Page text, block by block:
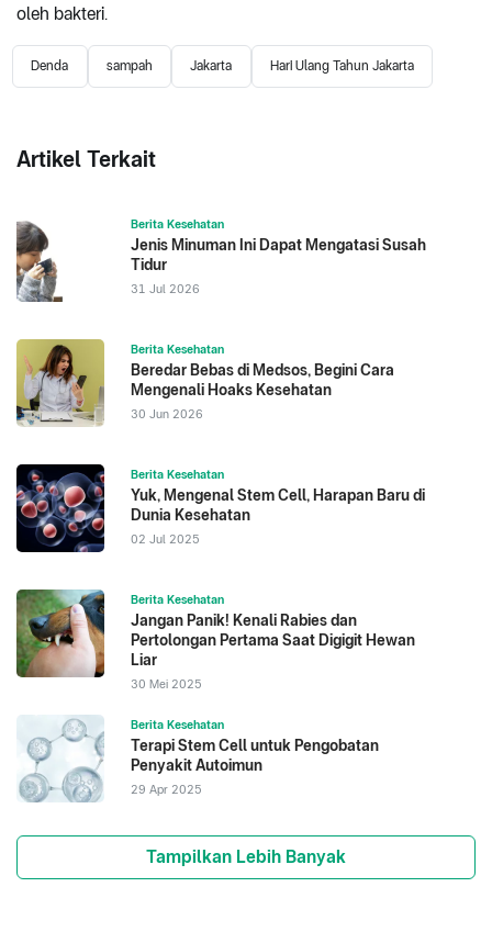
oleh bakteri.
Denda sampah Jakarta Hari Ulang Tahun Jakarta
Artikel Terkait
Berita Kesehatan
Jenis Minuman Ini Dapat Mengatasi Susah
Tidur
31 Jul 2026
Berita Kesehatan
Beredar Bebas di Medsos, Begini Cara
Mengenali Hoaks Kesehatan
30 Jun 2026
Berita Kesehatan
Yuk, Mengenal Stem Cell, Harapan Baru di
Dunia Kesehatan
02 Jul 2025
Berita Kesehatan
Jangan Panik! Kenali Rabies dan
Pertolongan Pertama Saat Digigit Hewan
Liar
30 Mei 2025
Berita Kesehatan
Terapi Stem Cell untuk Pengobatan
Penyakit Autoimun
29 Apr 2025
Tampilkan Lebih Banyak